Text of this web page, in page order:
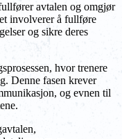
avtalen og omgjør
involverer å fullføre
og sikre deres
hvor trenere
Denne fasen krever
og evnen til